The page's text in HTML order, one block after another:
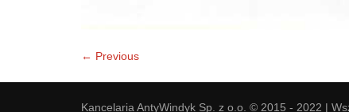
← Previous
Kancelaria AntyWindyk Sp. z o.o. © 2015 - 2022 |